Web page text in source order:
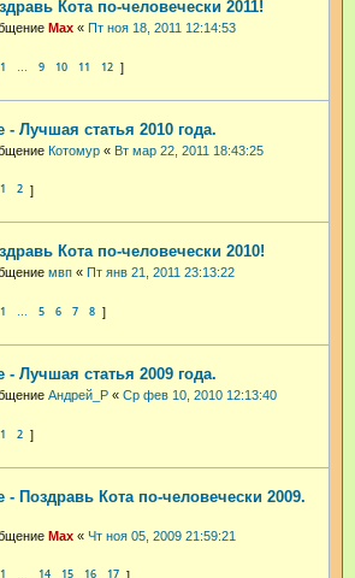
Кота по-человечески 2011!
Max « Пт ноя 18, 2011 12:14:53
1 … 9 10 11 12
- Лучшая статья 2010 года.
Котомур « Вт мар 22, 2011 18:43:25
1 2
Кота по-человечески 2010!
мвп « Пт янв 21, 2011 23:13:22
1 … 5 6 7 8
- Лучшая статья 2009 года.
Андрей_Р « Ср фев 10, 2010 12:13:40
1 2
- Поздравь Кота по-человечески 2009.
Max « Чт ноя 05, 2009 21:59:21
1 14 15 16 17